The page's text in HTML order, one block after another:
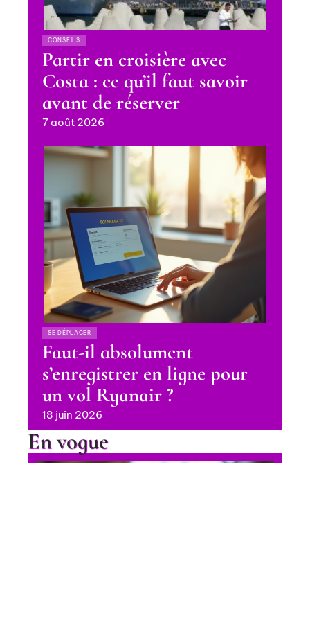
CONSEILS
Partir en croisière avec
Costa : ce qu’il faut savoir
avant de réserver
7 août 2026
SE DÉPLACER
Faut-il absolument
s’enregistrer en ligne pour
un vol Ryanair ?
18 juin 2026
En vogue